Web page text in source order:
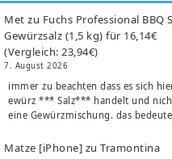
Met zu Fuchs Professional BBQ
Gewürzsalz (1,5 kg) für 16,14€
(Vergleich: 23,94€)
7. August 2026
immer zu beachten dass es sich
ewürz *** Salz*** handelt und
eine Gewürzmischung. das
Matze [iPhone] zuTramontina